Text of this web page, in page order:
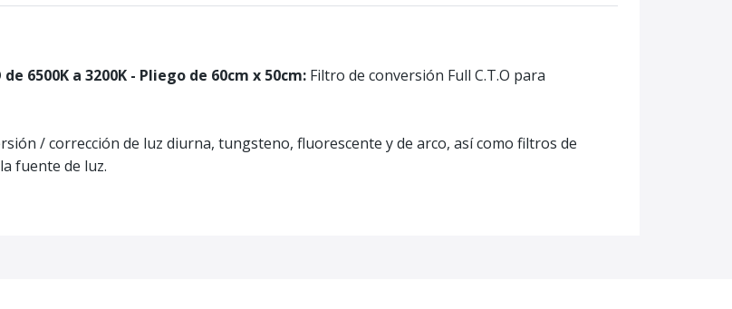
6500K a 3200K - Pliego de 60cm x 50cm: Filtro de conversión Full C.T.O para
/ corrección de luz diurna, tungsteno, fluorescente y de arco, así como filtros de
fuente de luz.